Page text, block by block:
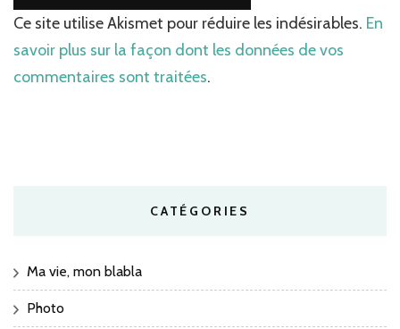
Ce site utilise Akismet pour réduire les indésirables. En
savoir plus sur la façon dont les données de vos
commentaires sont traitées.
CATÉGORIES
Ma vie, mon blabla
Photo